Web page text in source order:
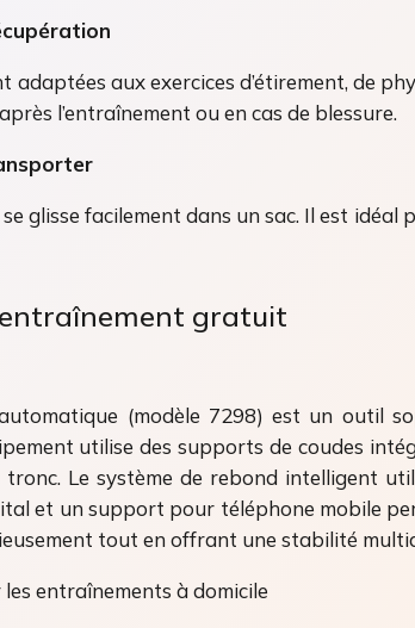
adaptées aux exercices d’étirement, de
l’entraînement ou en cas de blessure.
glisse facilement dans un sac. Il est
gratuit
(modèle 7298) est un outil
utilise des supports de coudes
tronc. Le système de rebond intelligent
et un support pour téléphone mobile
tout en offrant une stabilité
entraînements à domicile